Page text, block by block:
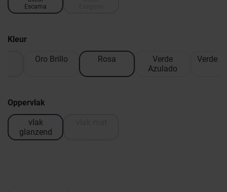
Escama
Kleur
Oro Brillo Rosa
Verde
Azulado
Verde
Oppervlak
vlak
glanzend